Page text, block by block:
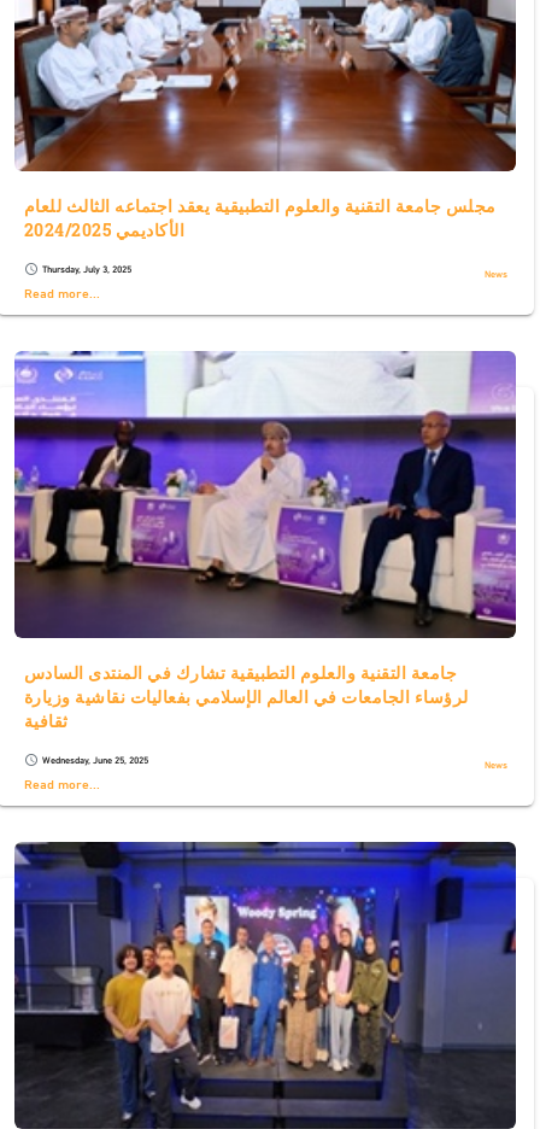
مجلس جامعة التقنية والعلوم التطبيقية يعقد اجتماعه الثالث للعام
الأكاديمي 2024/2025
schedule Thursday, July 3, 2025 News
Read more...
جامعة التقنية والعلوم التطبيقية تشارك في المنتدى السادس
لرؤساء الجامعات في العالم الإسلامي بفعاليات نقاشية وزيارة
ثقافية
schedule Wednesday, June 25, 2025 News
Read more...